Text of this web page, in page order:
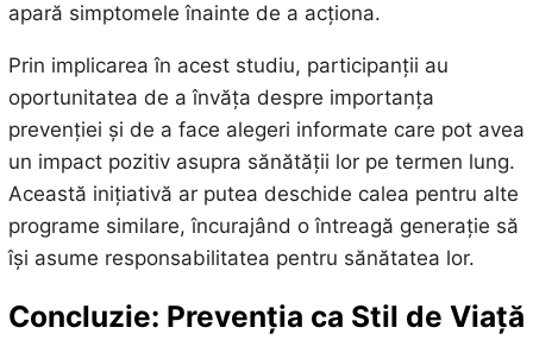
apară simptomele înainte de a acționa.
Prin implicarea în acest studiu, participanții au
oportunitatea de a învăța despre importanța
prevenției și de a face alegeri informate care pot avea
un impact pozitiv asupra sănătății lor pe termen lung.
Această inițiativă ar putea deschide calea pentru alte
programe similare, încurajând o întreagă generație să
își asume responsabilitatea pentru sănătatea lor.
Concluzie: Prevenția ca Stil de Viață